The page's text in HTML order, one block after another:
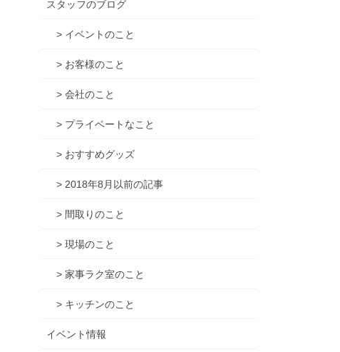
スタッフのブログ
> イベントのこと
> お客様のこと
> 会社のこと
> プライベートなこと
> おすすめグッズ
> 2018年8月以前の記事
> 間取りのこと
> 現場のこと
> 家事ラク室のこと
> キッチンのこと
イベント情報